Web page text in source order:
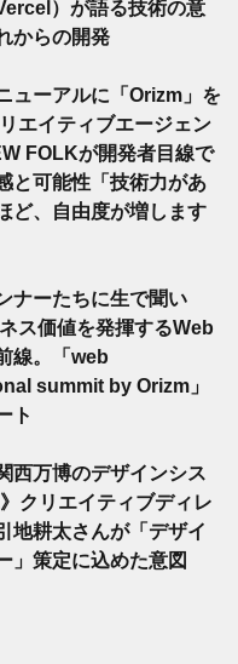
）が語る技術の意
からの開発
ューアルに「Orizm」を
エイティブエージェン
FOLKが開発者目線で
と可能性「技術力があ
ど、自由度が増します
ナーたちに生で聞い
ス価値を発揮するWeb
線。「web
summit by Orizm」
ト
西万博のデザインシス
クリエイティブディレ
地耕太さんが「デザイ
」策定に込めた意図